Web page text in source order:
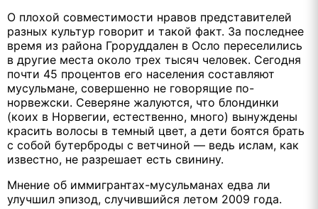
О плохой совместимости нравов представителей
разных культур говорит и такой факт. За последнее
время из района Гроруддален в Осло переселились
в другие места около трех тысяч человек. Сегодня
почти 45 процентов его населения составляют
мусульмане, совершенно не говорящие по-
норвежски. Северяне жалуются, что блондинки
(коих в Норвегии, естественно, много) вынуждены
красить волосы в темный цвет, а дети боятся брать
с собой бутерброды с ветчиной — ведь ислам, как
известно, не разрешает есть свинину.
Мнение об иммигрантах-мусульманах едва ли
улучшил эпизод, случившийся летом 2009 года.